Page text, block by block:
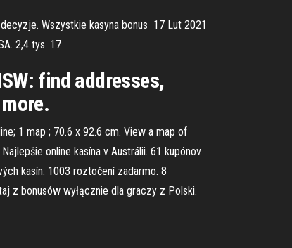
Wszystkie kasyna bonus 17 Lut 2021
2,4 tys. 17
find addresses,
1 map ; 70.6 x 92.6 cm. View a map of
online kasína v Austrálii. 61 kupónov
kasín. 1003 roztočení zadarmo. 8
z bonusów wyłącznie dla graczy z Polski.